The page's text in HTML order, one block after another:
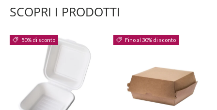
SCOPRI I PRODOTTI
50% di sconto Fino al 30% di sconto